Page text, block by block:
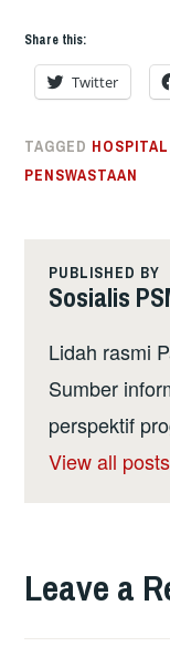
Share this:
Twitter
TAGGED HOSPITAL
PENSWASTAAN
PUBLISHED BY
Sosialis
Lidah rasmi
Sumber
perspektif
View all
Leave a